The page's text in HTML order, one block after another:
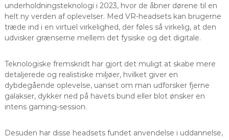
underholdningsteknologi i 2023, hvor de åbner dørene til en
helt ny verden af oplevelser. Med VR-headsets kan brugerne
træde ind i en virtuel virkelighed, der føles så virkelig, at den
udvisker grænserne mellem det fysiske og det digitale.
Teknologiske fremskridt har gjort det muligt at skabe mere
detaljerede og realistiske miljøer, hvilket giver en
dybdegående oplevelse, uanset om man udforsker fjerne
galakser, dykker ned på havets bund eller blot ønsker en
intens gaming-session.
Desuden har disse headsets fundet anvendelse i uddannelse,